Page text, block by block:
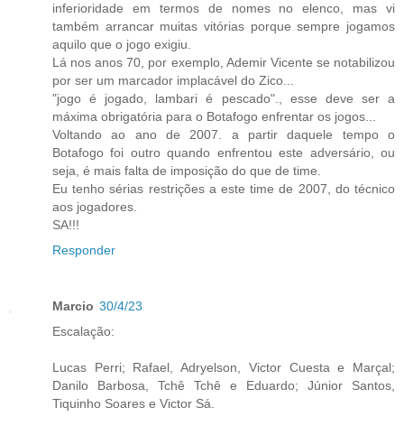
inferioridade em termos de nomes no elenco, mas vi
também arrancar muitas vitórias porque sempre jogamos
aquilo que o jogo exigiu.
Lá nos anos 70, por exemplo, Ademir Vicente se notabilizou
por ser um marcador implacável do Zico...
"jogo é jogado, lambari é pescado"., esse deve ser a
máxima obrigatória para o Botafogo enfrentar os jogos...
Voltando ao ano de 2007. a partir daquele tempo o
Botafogo foi outro quando enfrentou este adversário, ou
seja, é mais falta de imposição do que de time.
Eu tenho sérias restrições a este time de 2007, do técnico
aos jogadores.
SA!!!
Responder
Marcio 30/4/23
Escalação:
Lucas Perri; Rafael, Adryelson, Victor Cuesta e Marçal;
Danilo Barbosa, Tchê Tchê e Eduardo; Júnior Santos,
Tiquinho Soares e Victor Sá.